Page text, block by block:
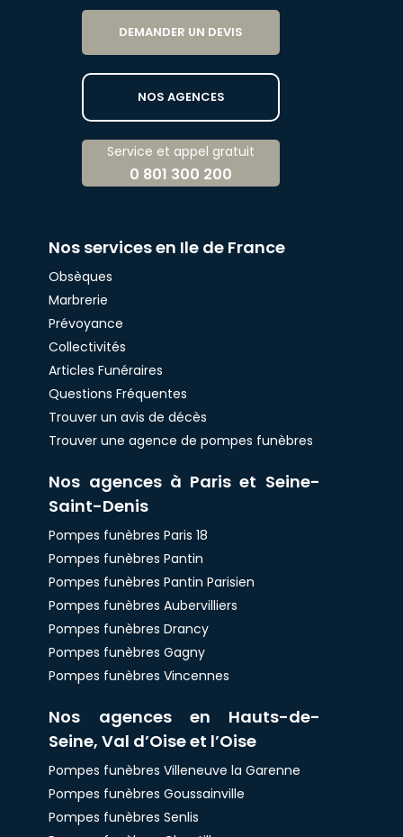
DEMANDER UN DEVIS
NOS AGENCES
Service et appel gratuit
0 801 300 200
Nos services en Ile de France
Obsèques
Marbrerie
Prévoyance
Collectivités
Articles Funéraires
Questions Fréquentes
Trouver un avis de décès
Trouver une agence de pompes funèbres
Nos agences à Paris et Seine-
Saint-Denis
Pompes funèbres Paris 18
Pompes funèbres Pantin
Pompes funèbres Pantin Parisien
Pompes funèbres Aubervilliers
Pompes funèbres Drancy
Pompes funèbres Gagny
Pompes funèbres Vincennes
Nos agences en Hauts-de-
Seine, Val d’Oise et l’Oise
Pompes funèbres Villeneuve la Garenne
Pompes funèbres Goussainville
Pompes funèbres Senlis